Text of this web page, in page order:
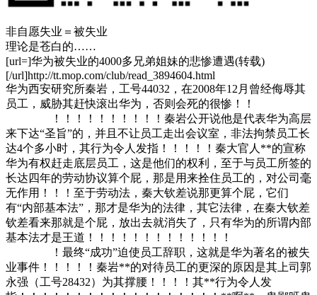
非自愿失业＝被失业
理论是苍白的……
[url=]华为被失业的4000多兄弟姐妹的悲惨遭遇(转载)
[/url]http://tt.mop.com/club/read_3894604.html
华为西安研究所秦岩，工号44032，在2008年12月曾经侮辱其
员工，威胁其赶快滚出华为，否则会死的很惨！！
！！！！！！！！！！秦岩公开说他是代表华为高层
来下达“圣旨”的，并且不让员工走出会议室，非法拘禁员工长
达4个多小时，其行为令人发指！！！！！秦大官人**的宣称
华为有权赶走底层员工，这是他们的权利，至于与员工所签的
长达四年的劳动协议算个屁，那是用来拴住员工的，对公司毫
无作用！！！至于劳动法，秦大钦差说那更算个屁，它们
有“内部基本法”，那才是华为的法律，其它法律，在秦大钦差
钦差看来那就是个屁，放出去就消失了，只有华为的所谓内部
基本法才是王道！！！！！！！！！！！！！
！最终“成功”迫使员工辞职，这就是华为著名的被失
业事件！！！！！秦岩**的对待员工的更深的原因是其上司郭
永强（工号28432）为其撑腰！！！！其**行为令人发